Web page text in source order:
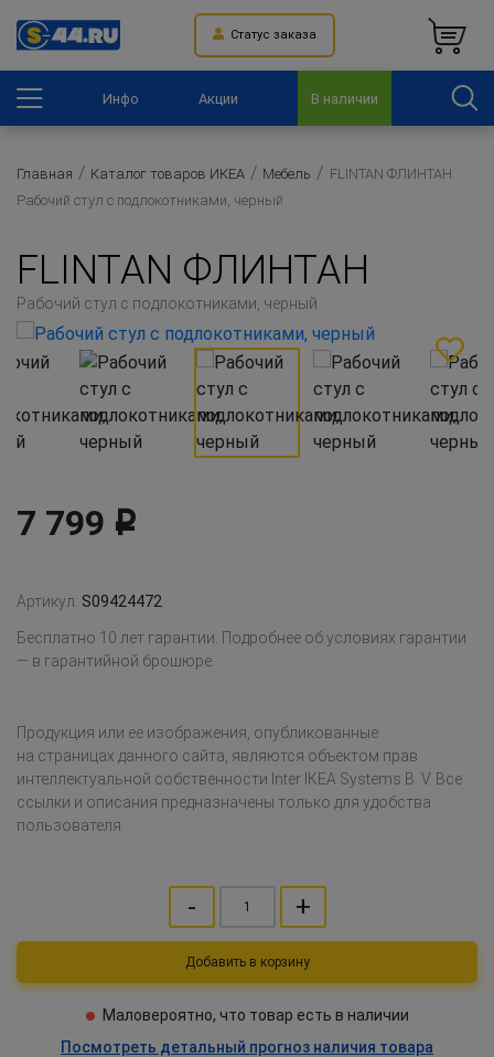
Статус заказа
Инфо Акции В наличии
Главная Каталог товаров ИКЕА Мебель
FLINTAN ФЛИНТАН
Рабочий стул с подлокотниками, черный
FLINTAN ФЛИНТАН
Рабочий стул с подлокотниками, черный
7 799 Р
Артикул: S09424472
Бесплатно 10 лет гарантии. Подробнее об условиях гарантии
— в гарантийной брошюре.
Продукция или ее изображения, опубликованные
на страницах данного сайта, являются объектом прав
интеллектуальной собственности Inter IKEA Systems B. V. Все
ссылки и описания предназначены только для удобства
пользователя.
- +
Добавить в корзину
Маловероятно, что товар есть в наличии
Посмотреть детальный прогноз наличия товара